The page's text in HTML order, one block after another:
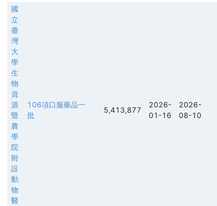
國
立
臺
灣
大
學
生
物
資
源
暨
農
學
院
附
設
動
物
醫
106項口服藥品一
批
5,413,877
2026-
01-16
2026-
08-10